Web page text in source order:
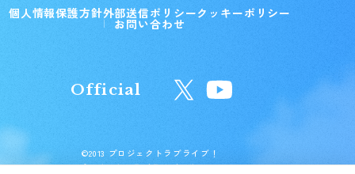
個人情報保護方針外部送信ポリシークッキーポリシー
お問い合わせ
Official
©2013 プロジェクトラブライブ！
©2017 プロジェクトラブライブ！サンシャイン!!